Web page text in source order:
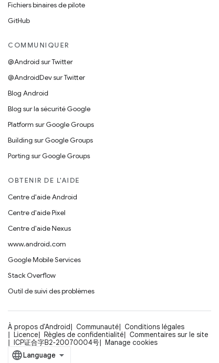
Fichiers binaires de pilote
GitHub
COMMUNIQUER
@Android sur Twitter
@AndroidDev sur Twitter
Blog Android
Blog sur la sécurité Google
Platform sur Google Groups
Building sur Google Groups
Porting sur Google Groups
OBTENIR DE L'AIDE
Centre d'aide Android
Centre d'aide Pixel
Centre d'aide Nexus
www.android.com
Google Mobile Services
Stack Overflow
Outil de suivi des problèmes
À propos d'Android Communauté
Conditions légales
Licence
Règles de confidentialité
Commentaires sur le site
ICP证合字B2-20070004号
Manage cookies